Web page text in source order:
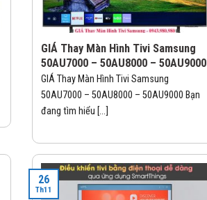
GIÁ Thay Màn Hình Tivi Samsung
50AU7000 – 50AU8000 – 50AU9000
GIÁ Thay Màn Hình Tivi Samsung
50AU7000 – 50AU8000 – 50AU9000 Bạn
đang tìm hiểu [...]
26
Th11